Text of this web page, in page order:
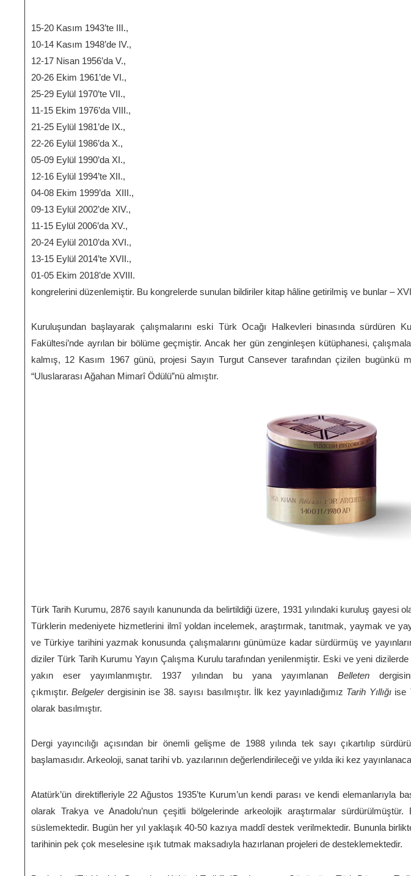
15-20 Kasım 1943’te III.,
10-14 Kasım 1948’de IV.,
12-17 Nisan 1956’da V.,
20-26 Ekim 1961’de VI.,
25-29 Eylül 1970’te VII.,
11-15 Ekim 1976’da VIII.,
21-25 Eylül 1981’de IX.,
22-26 Eylül 1986’da X.,
05-09 Eylül 1990’da XI.,
12-16 Eylül 1994’te XII.,
04-08 Ekim 1999’da XIII.,
09-13 Eylül 2002’de XIV.,
11-15 Eylül 2006’da XV.,
20-24 Eylül 2010’da XVI.,
13-15 Eylül 2014’te XVII.,
01-05 Ekim 2018’de XVIII.
kongrelerini düzenlemiştir. Bu kongrelerde sunulan bildiriler kitap hâline getirilmiş ve bunlar –
Kuruluşundan başlayarak çalışmalarını eski Türk Ocağı Halkevleri binasında sürdüren
Fakültesi’nde ayrılan bir bölüme geçmiştir. Ancak her gün zenginleşen kütüphanesi,
kalmış, 12 Kasım 1967 günü, projesi Sayın Turgut Cansever tarafından çizilen bugünkü
“Uluslararası Ağahan Mimarî Ödülü”nü almıştır.
Türk Tarih Kurumu, 2876 sayılı kanununda da belirtildiği üzere, 1931 yılındaki kuruluş gayesi
Türklerin medeniyete hizmetlerini ilmî yoldan incelemek, araştırmak, tanıtmak, yaymak ve
ve Türkiye tarihini yazmak konusunda çalışmalarını günümüze kadar sürdürmüş ve
diziler Türk Tarih Kurumu Yayın Çalışma Kurulu tarafından yenilenmiştir. Eski ve yeni
yakın eser yayımlanmıştır. 1937 yılından bu yana yayımlananBelleten
çıkmıştır.Belgelerdergisinin ise 38. sayısı basılmıştır. İlk kez yayınladığımız Tarih Yıllığıise
olarak basılmıştır.
Dergi yayıncılığı açısından bir önemli gelişme de 1988 yılında tek sayı çıkartılıp
başlamasıdır. Arkeoloji, sanat tarihi vb. yazılarının değerlendirileceği ve yılda iki kez
Atatürk’ün direktifleriyle 22 Ağustos 1935’te Kurum’un kendi parası ve kendi elemanlarıyla
olarak Trakya ve Anadolu’nun çeşitli bölgelerinde arkeolojik araştırmalar
süslemektedir. Bugün her yıl yaklaşık 40-50 kazıya maddî destek verilmektedir. Bununla
tarihinin pek çok meselesine ışık tutmak maksadıyla hazırlanan projeleri de desteklemektedir.